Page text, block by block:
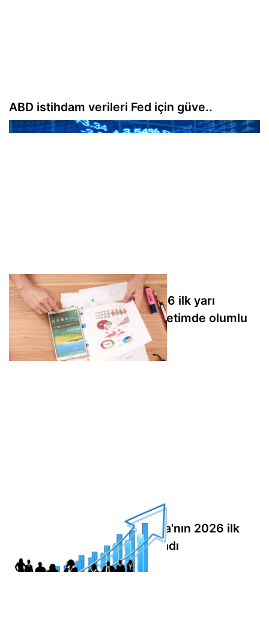
ABD istihdam verileri Fed için güve..
Inveo Yatırım Holding'in 2026 ilk yarı
finansal raporuna sınırlı denetimde olumlu
sonuç
Ziraat Katılım Varlık Kiralama'nın 2026 ilk
yarı faaliyet raporu yayımlandı